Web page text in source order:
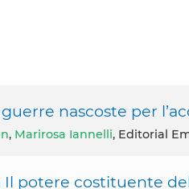
nascoste per
, Marirosa Iannelli, Editorial
Il potere costituente